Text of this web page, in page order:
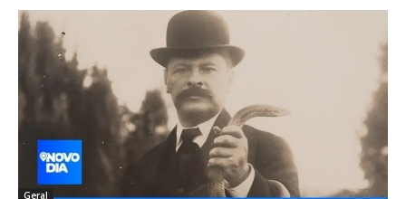
Geral